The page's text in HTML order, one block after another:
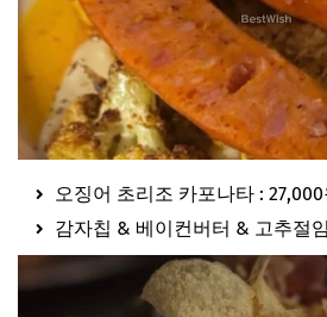
오징어 초리조 카포나타 : 27,000
감자칩 & 베이컨버터 & 고추절